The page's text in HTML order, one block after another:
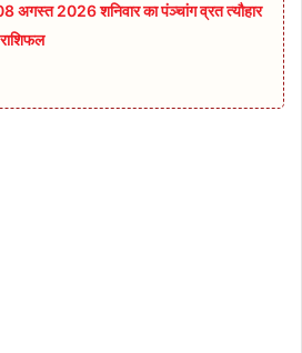
अगस्त 2026‌ शनिवार का पंञ्चांग व्रत त्यौहार